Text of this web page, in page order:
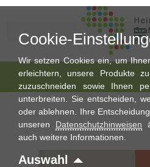
Cookie-
Wir setzen Cookies ein, um
erleichtern, unsere Produkte
zuzuschneiden sowie Ihnen
unterbreiten. Sie entscheiden,
oder ablehnen. Ihre
unseren Datenschutzhinweisen
auch weitere Informationen.
Auswahl